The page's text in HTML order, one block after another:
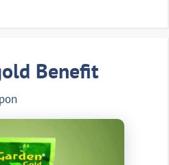
Benefit